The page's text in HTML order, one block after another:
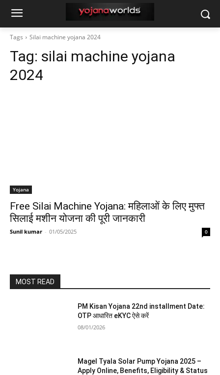
Tags Silai machine yojana 2024
Tag: silai machine yojana
2024
Yojana
Free Silai Machine Yojana: महिलाओं के लिए मुफ्त
सिलाई मशीन योजना की पूरी जानकारी
Sunil kumar - 01/05/2025 0
MOST READ
PM Kisan Yojana 22nd installment Date:
OTP आधारित eKYC ऐसे करें
08/01/2026
Magel Tyala Solar Pump Yojana 2025 –
Apply Online, Benefits, Eligibility & Status